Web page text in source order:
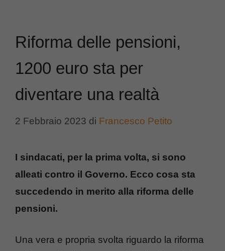
Riforma delle pensioni,
1200 euro sta per
diventare una realtà
2 Febbraio 2023 di Francesco Petito
I sindacati, per la prima volta, si sono
alleati contro il Governo. Ecco cosa sta
succedendo in merito alla riforma delle
pensioni.
Una vera e propria svolta riguardo la riforma